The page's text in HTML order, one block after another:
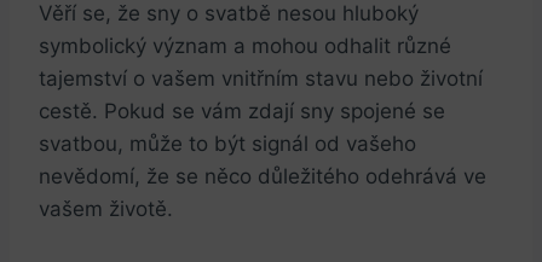
Věří se, že sny o svatbě nesou hluboký
symbolický význam a mohou odhalit různé
tajemství o vašem vnitřním stavu nebo ⁣životní
cestě. Pokud se vám zdají sny spojené se
‌svatbou, může to být signál⁤ od vašeho‍
nevědomí, že se něco důležitého odehrává ve⁣
vašem životě.